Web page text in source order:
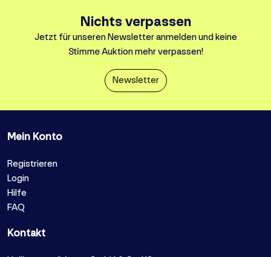
Nichts verpassen
Jetzt für unseren Newsletter anmelden und keine
Stimme Auktion mehr verpassen!
Newsletter
Mein Konto
Registrieren
Login
Hilfe
FAQ
Kontakt